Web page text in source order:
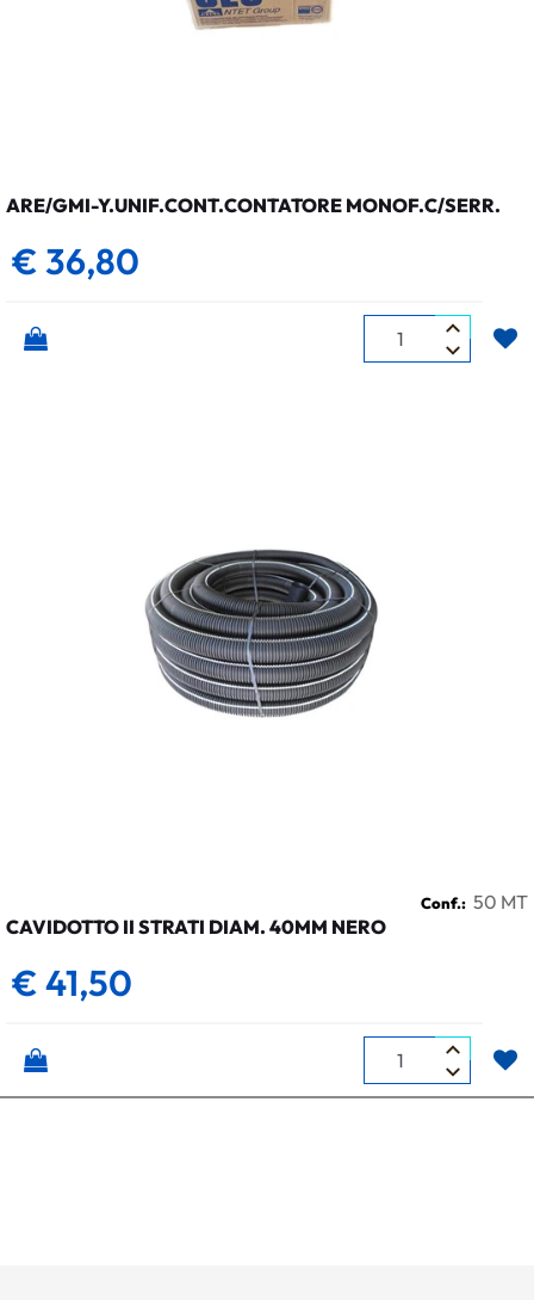
ARE/GMI-Y.UNIF.CONT.CONTATORE MONOF.C/SERR.
€ 36,80
Quantità
Conf.: 50 MT
CAVIDOTTO II STRATI DIAM. 40MM NERO
€ 41,50
Quantità